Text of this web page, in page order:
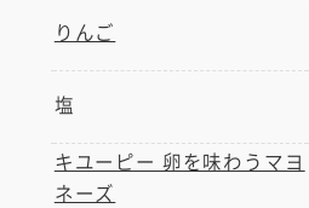
りんご
塩
キユーピー 卵を味わうマヨ
ネーズ